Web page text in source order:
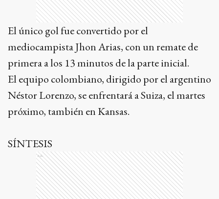
El único gol fue convertido por el
mediocampista Jhon Arias, con un remate de
primera a los 13 minutos de la parte inicial.
El equipo colombiano, dirigido por el argentino
Néstor Lorenzo, se enfrentará a Suiza, el martes
próximo, también en Kansas.
SÍNTESIS
Ads